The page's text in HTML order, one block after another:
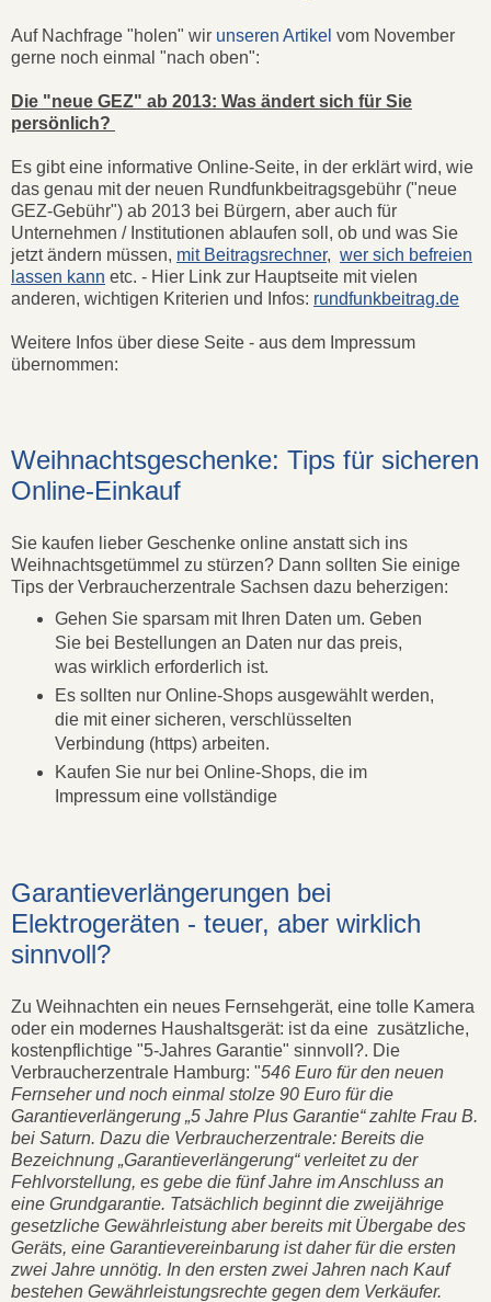
Auf Nachfrage "holen" wir unseren Artikel vom November
gerne noch einmal "nach oben":
Die "neue GEZ" ab 2013: Was ändert sich für Sie
persönlich?
Es gibt eine informative Online-Seite, in der erklärt wird, wie
das genau mit der neuen Rundfunkbeitragsgebühr ("neue
GEZ-Gebühr") ab 2013 bei Bürgern, aber auch für
Unternehmen / Institutionen ablaufen soll, ob und was Sie
jetzt ändern müssen, mit Beitragsrechner, wer sich befreien
lassen kann etc. - Hier Link zur Hauptseite mit vielen
anderen, wichtigen Kriterien und Infos: rundfunkbeitrag.de
Weitere Infos über diese Seite - aus dem Impressum
übernommen:
Weihnachtsgeschenke: Tips für sicheren
Online-Einkauf
Sie kaufen lieber Geschenke online anstatt sich ins
Weihnachtsgetümmel zu stürzen? Dann sollten Sie einige
Tips der Verbraucherzentrale Sachsen dazu beherzigen:
Gehen Sie sparsam mit Ihren Daten um. Geben
Sie bei Bestellungen an Daten nur das preis,
was wirklich erforderlich ist.
Es sollten nur Online-Shops ausgewählt werden,
die mit einer sicheren, verschlüsselten
Verbindung (https) arbeiten.
Kaufen Sie nur bei Online-Shops, die im
Impressum eine vollständige
Garantieverlängerungen bei
Elektrogeräten - teuer, aber wirklich
sinnvoll?
Zu Weihnachten ein neues Fernsehgerät, eine tolle Kamera
oder ein modernes Haushaltsgerät: ist da eine zusätzliche,
kostenpflichtige "5-Jahres Garantie" sinnvoll?. Die
Verbraucherzentrale Hamburg: "546 Euro für den neuen
Fernseher und noch einmal stolze 90 Euro für die
Garantieverlängerung „5 Jahre Plus Garantie“ zahlte Frau B.
bei Saturn. Dazu die Verbraucherzentrale: Bereits die
Bezeichnung „Garantieverlängerung“ verleitet zu der
Fehlvorstellung, es gebe die fünf Jahre im Anschluss an
eine Grundgarantie. Tatsächlich beginnt die zweijährige
gesetzliche Gewährleistung aber bereits mit Übergabe des
Geräts, eine Garantievereinbarung ist daher für die ersten
zwei Jahre unnötig. In den ersten zwei Jahren nach Kauf
bestehen Gewährleistungsrechte gegen dem Verkäufer.